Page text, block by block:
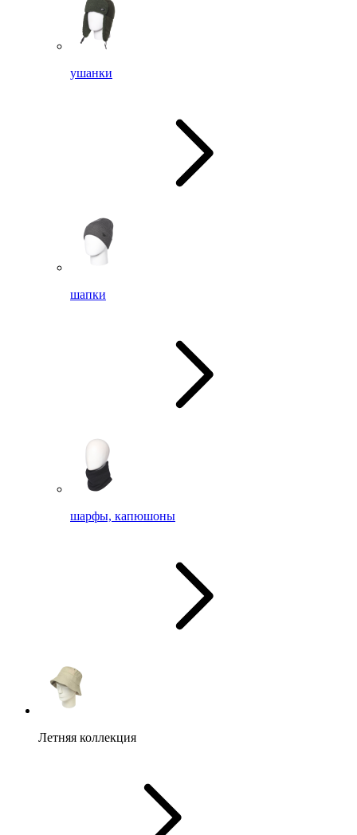
ушанки
шапки
шарфы, капюшоны
Летняя коллекция